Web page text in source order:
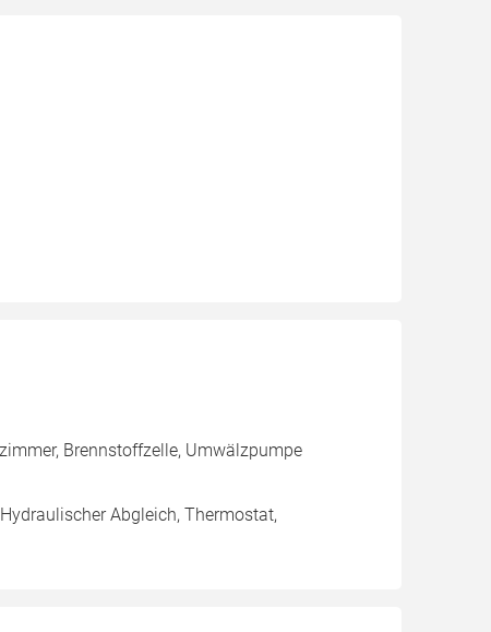
Brennstoffzelle, Umwälzpumpe
Abgleich, Thermostat,